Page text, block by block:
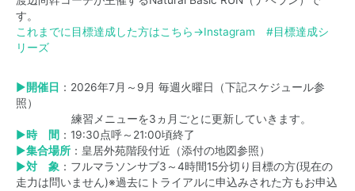
す。
これまでに目標達成した方はこちら→Instagram #目標達成シ
リーズ
▶開催日 ：2026年7月～9月 毎週火曜日（下記スケジュール参
照）
練習メニューを3ヵ月ごとに更新していきます。
▶時 間 ：19:30点呼～21:00頃終了
▶集合場所 ：皇居外苑階段付近（添付の地図参照）
▶対 象 ：フルマラソンサブ3～4時間15分切り目標の方(現在の
走力は問いません)※過去にトライアルに申込みされた方もお申込